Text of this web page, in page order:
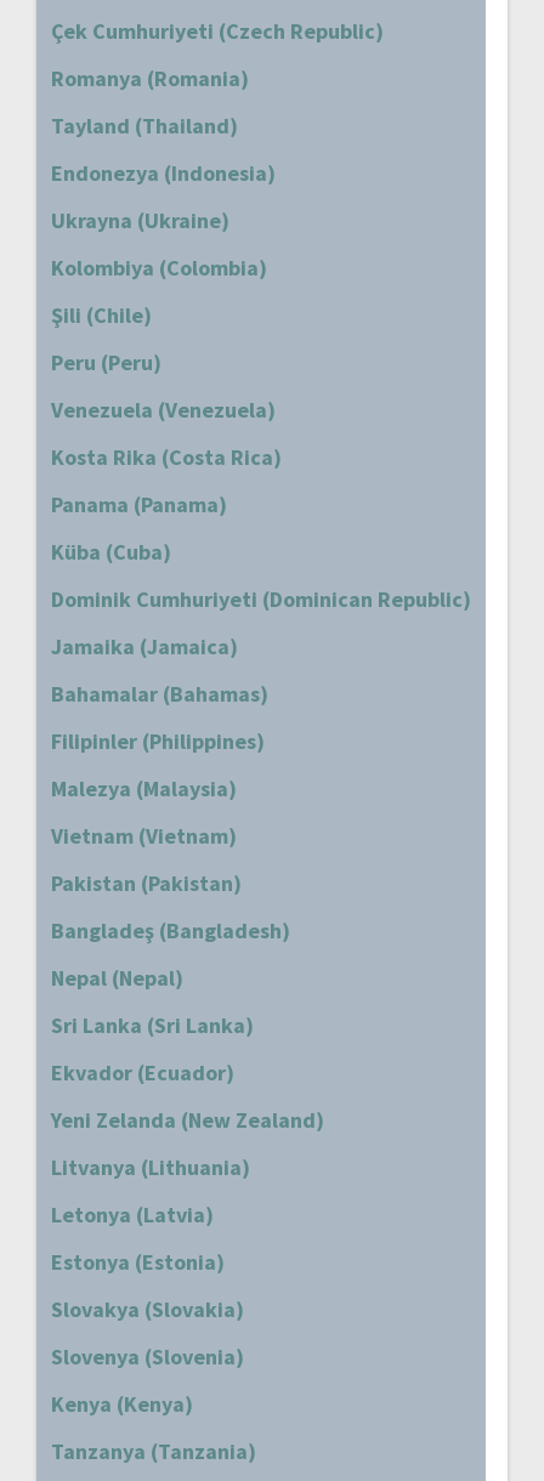
Çek Cumhuriyeti (Czech Republic)
Romanya (Romania)
Tayland (Thailand)
Endonezya (Indonesia)
Ukrayna (Ukraine)
Kolombiya (Colombia)
Şili (Chile)
Peru (Peru)
Venezuela (Venezuela)
Kosta Rika (Costa Rica)
Panama (Panama)
Küba (Cuba)
Dominik Cumhuriyeti (Dominican Republic)
Jamaika (Jamaica)
Bahamalar (Bahamas)
Filipinler (Philippines)
Malezya (Malaysia)
Vietnam (Vietnam)
Pakistan (Pakistan)
Bangladeş (Bangladesh)
Nepal (Nepal)
Sri Lanka (Sri Lanka)
Ekvador (Ecuador)
Yeni Zelanda (New Zealand)
Litvanya (Lithuania)
Letonya (Latvia)
Estonya (Estonia)
Slovakya (Slovakia)
Slovenya (Slovenia)
Kenya (Kenya)
Tanzanya (Tanzania)